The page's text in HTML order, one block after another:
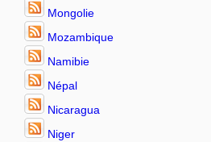
Mongolie
Mozambique
Namibie
Népal
Nicaragua
Niger